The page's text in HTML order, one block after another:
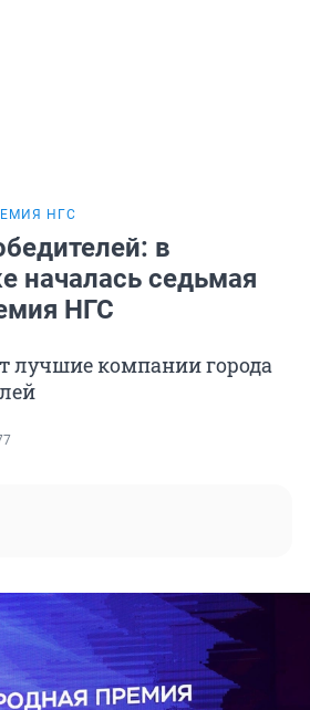
НГС
в
началась седьмая
НГС
лучшие компании города